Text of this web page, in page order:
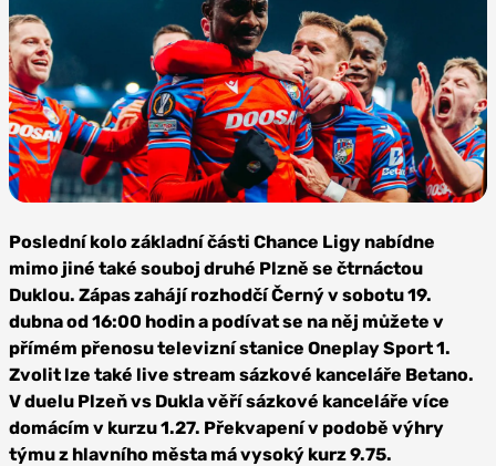
Viktoria
Plzeň
Poslední kolo základní části Chance Ligy nabídne
mimo jiné také souboj druhé Plzně se čtrnáctou
Duklou. Zápas zahájí rozhodčí Černý v sobotu 19.
dubna od 16:00 hodin a podívat se na něj můžete v
přímém přenosu televizní stanice Oneplay Sport 1.
Zvolit lze také live stream sázkové kanceláře Betano.
V duelu Plzeň vs Dukla věří sázkové kanceláře více
domácím v kurzu 1.27. Překvapení v podobě výhry
týmu z hlavního města má vysoký kurz 9.75.